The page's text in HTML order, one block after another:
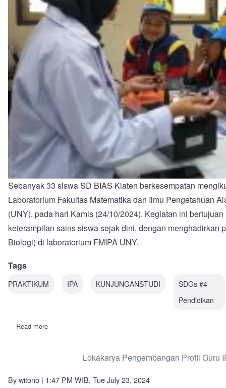
Sebanyak 33 siswa SD BIAS Klaten berkesempatan
Laboratorium Fakultas Matematika dan Ilmu Pengetahuan
(UNY), pada hari Kamis (24/10/2024). Kegiatan ini
keterampilan sains siswa sejak dini, dengan menghadirkan
Biologi) di laboratorium FMIPA UNY.
Tags
PRAKTIKUM IPA KUNJUNGANSTUDI
SDGs #4
Pendidikan
Read more
Pengetahuan:
BIAS
Lokakarya Pengembangan Profil Guru
Bywitono | 1:47 PM WIB, Tue July 23, 2024